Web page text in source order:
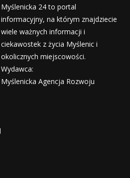
Myślenicka 24 to portal
informacyjny, na którym znajdziecie
wiele ważnych informacji i
ciekawostek z życia Myślenic i
okolicznych miejscowości.
Wydawca:
Myślenicka Agencja Rozwoju